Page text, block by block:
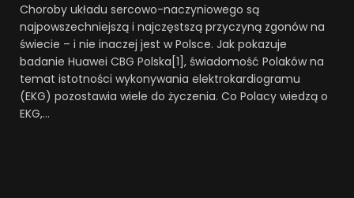
Choroby układu sercowo-naczyniowego są
najpowszechniejszą i najczęstszą przyczyną zgonów na
świecie – i nie inaczej jest w Polsce. Jak pokazuje
badanie Huawei CBG Polska[1], świadomość Polaków na
temat istotności wykonywania elektrokardiogramu
(EKG) pozostawia wiele do życzenia. Co Polacy wiedzą o
EKG,…